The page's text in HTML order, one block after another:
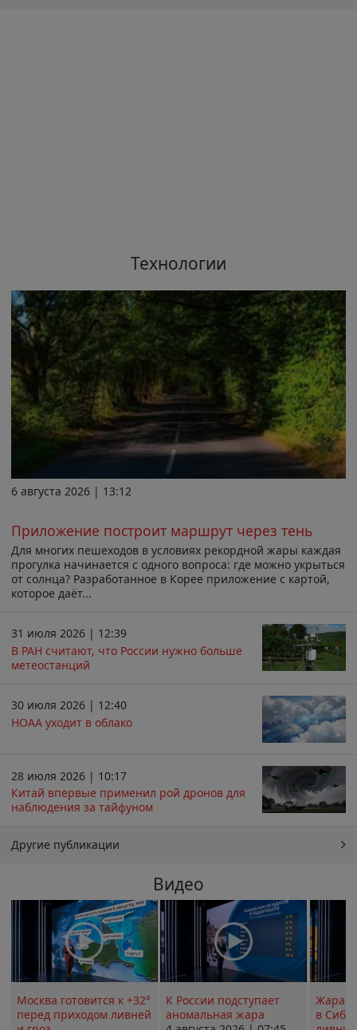
Технологии
6 августа 2026 | 13:12
Приложение построит маршрут через тень
Для многих пешеходов в условиях рекордной жары каждая
прогулка начинается с одного вопроса: где можно укрыться
от солнца? Разработанное в Корее приложение с картой,
которое даёт...
31 июля 2026 | 12:39
В РАН считают, что России нужно больше
метеостанций
30 июля 2026 | 12:40
НОАА уходит в облако
28 июля 2026 | 10:17
Китай впервые применил рой дронов для
наблюдения за тайфуном
Другие публикации
Видео
Москва готовится к +32°
перед приходом ливней
К России подступает
аномальная жара
Жара в
в